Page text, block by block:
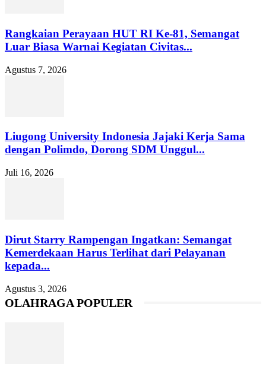
Rangkaian Perayaan HUT RI Ke-81, Semangat
Luar Biasa Warnai Kegiatan Civitas...
Agustus 7, 2026
Liugong University Indonesia Jajaki Kerja Sama
dengan Polimdo, Dorong SDM Unggul...
Juli 16, 2026
Dirut Starry Rampengan Ingatkan: Semangat
Kemerdekaan Harus Terlihat dari Pelayanan
kepada...
Agustus 3, 2026
OLAHRAGA POPULER